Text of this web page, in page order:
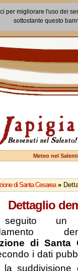
per migliorare l'uso dei
sottostante questo
Meteo nel
di Santa Cesarea »
Dettaglio
un
di Santa
i dati
la suddivisione